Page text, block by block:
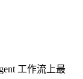
工作流上最